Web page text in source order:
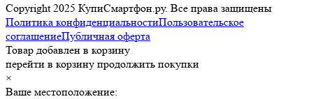
Copyright 2025 КупиСмартфон.ру. Все права защищены
Политика конфиденциальностиПользовательское
соглашениеПубличная оферта
Товар добавлен в корзину
перейти в корзину продолжить покупки
×
Ваше местоположение: